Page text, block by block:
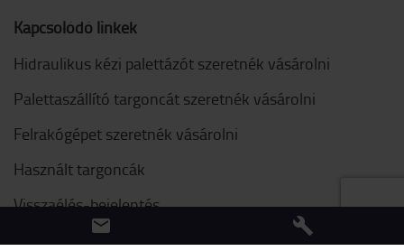
Kapcsolódó linkek
Hidraulikus kézi palettázót szeretnék vásárolni
Palettaszállító targoncát szeretnék vásárolni
Felrakógépet szeretnék vásárolni
Használt targoncák
Visszaélés-bejelentés
Ügyfél visszajelzések, reklamációk és